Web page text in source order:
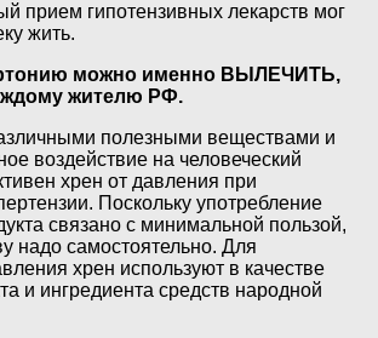
прием гипотензивных лекарств мог
жить.
можно именно ВЫЛЕЧИТЬ,
жителю РФ.
полезными веществами и
воздействие на человеческий
хрен от давления при
Поскольку употребление
связано с минимальной пользой,
надо самостоятельно. Для
хрен используют в качестве
и ингредиента средств народной